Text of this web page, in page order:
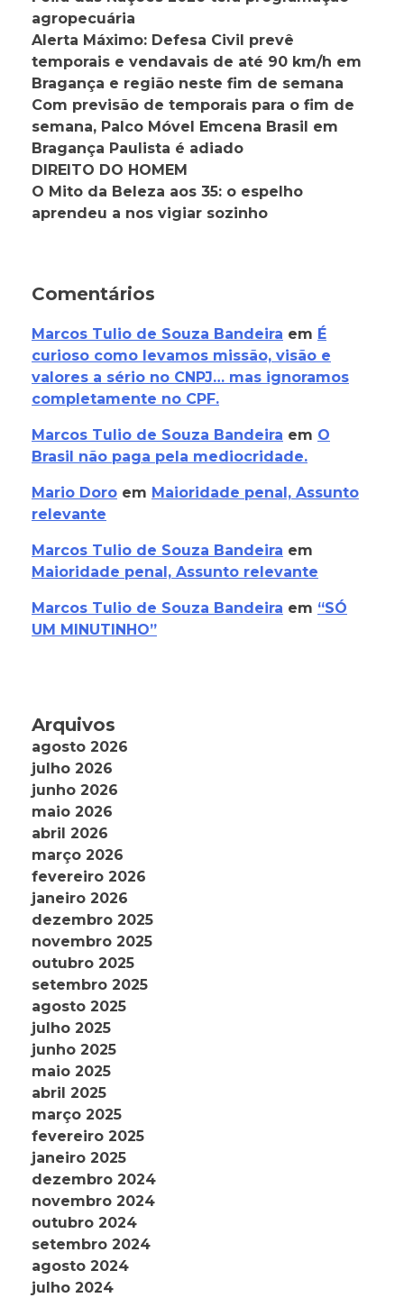
agropecuária
Alerta Máximo: Defesa Civil prevê
temporais e vendavais de até 90 km/h em
Bragança e região neste fim de semana
Com previsão de temporais para o fim de
semana, Palco Móvel Emcena Brasil em
Bragança Paulista é adiado
DIREITO DO HOMEM
O Mito da Beleza aos 35: o espelho
aprendeu a nos vigiar sozinho
Comentários
Marcos Tulio de Souza Bandeira em É
curioso como levamos missão, visão e
valores a sério no CNPJ… mas ignoramos
completamente no CPF.
Marcos Tulio de Souza Bandeira em O
Brasil não paga pela mediocridade.
Mario Doro em Maioridade penal, Assunto
relevante
Marcos Tulio de Souza Bandeira em
Maioridade penal, Assunto relevante
Marcos Tulio de Souza Bandeira em “SÓ
UM MINUTINHO”
Arquivos
agosto 2026
julho 2026
junho 2026
maio 2026
abril 2026
março 2026
fevereiro 2026
janeiro 2026
dezembro 2025
novembro 2025
outubro 2025
setembro 2025
agosto 2025
julho 2025
junho 2025
maio 2025
abril 2025
março 2025
fevereiro 2025
janeiro 2025
dezembro 2024
novembro 2024
outubro 2024
setembro 2024
agosto 2024
julho 2024